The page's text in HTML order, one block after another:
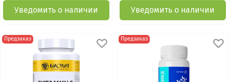
Уведомить о наличии Уведомить о наличии
Предзаказ Предзаказ